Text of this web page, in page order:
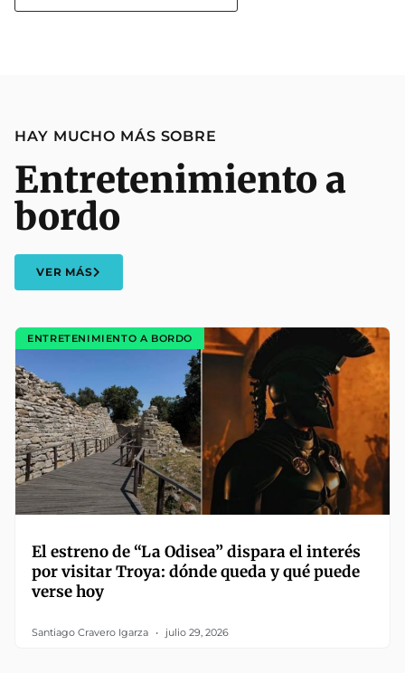
HAY MUCHO MÁS SOBRE
Entretenimiento a
bordo
VER MÁS
ENTRETENIMIENTO A BORDO
El estreno de “La Odisea” dispara el interés
por visitar Troya: dónde queda y qué puede
verse hoy
Santiago Cravero Igarza julio 29, 2026